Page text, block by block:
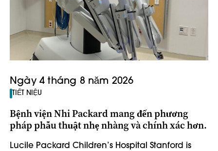
Ngày 4 tháng 8 năm 2026
TIẾT NIỆU
Bệnh viện Nhi Packard mang đến phương
pháp phẫu thuật nhẹ nhàng và chính xác hơn.
Lucile Packard Children’s Hospital Stanford is